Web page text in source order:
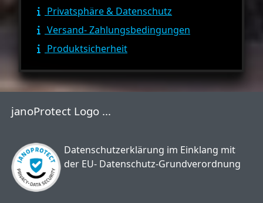
Privatsphäre & Datenschutz
Versand- Zahlungsbedingungen
Produktsicherheit
janoProtect Logo ...
Datenschutzerklärung im Einklang mit
der EU- Datenschutz-Grundverordnung